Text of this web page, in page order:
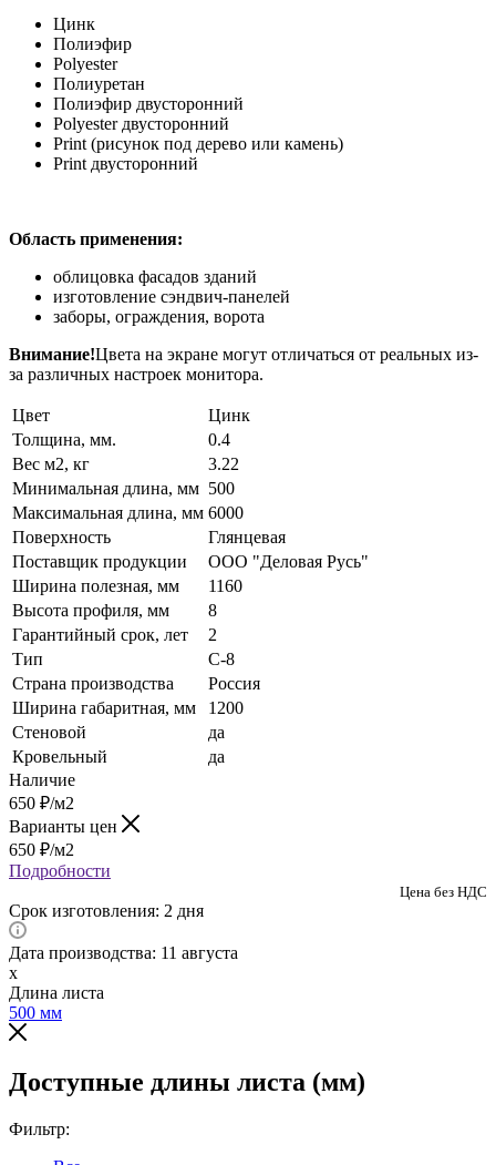
Цинк
Полиэфир
Polyester
Полиуретан
Полиэфир двусторонний
Polyester двусторонний
Print (рисунок под дерево или камень)
Print двусторонний
Область применения:
облицовка фасадов зданий
изготовление сэндвич-панелей
заборы, ограждения, ворота
Внимание!Цвета на экране могут отличаться от реальных из-
за различных настроек монитора.
Цвет
Цинк
Толщина, мм.
0.4
Вес м2, кг
3.22
Минимальная длина, мм 500
Максимальная длина, мм 6000
Поверхность
Глянцевая
Поставщик продукции
ООО "Деловая Русь"
Ширина полезная, мм
1160
Высота профиля, мм
8
Гарантийный срок, лет
2
Тип
C-8
Страна производства
Россия
Ширина габаритная, мм
1200
Стеновой
да
Кровельный
да
Наличие
650 ₽/м2
Варианты цен
650 ₽/м2
Подробности
Цена без НДС
Срок изготовления: 2 дня
Дата производства: 11 августа
x
Длина листа
500 мм
Доступные длины листа (мм)
Фильтр: